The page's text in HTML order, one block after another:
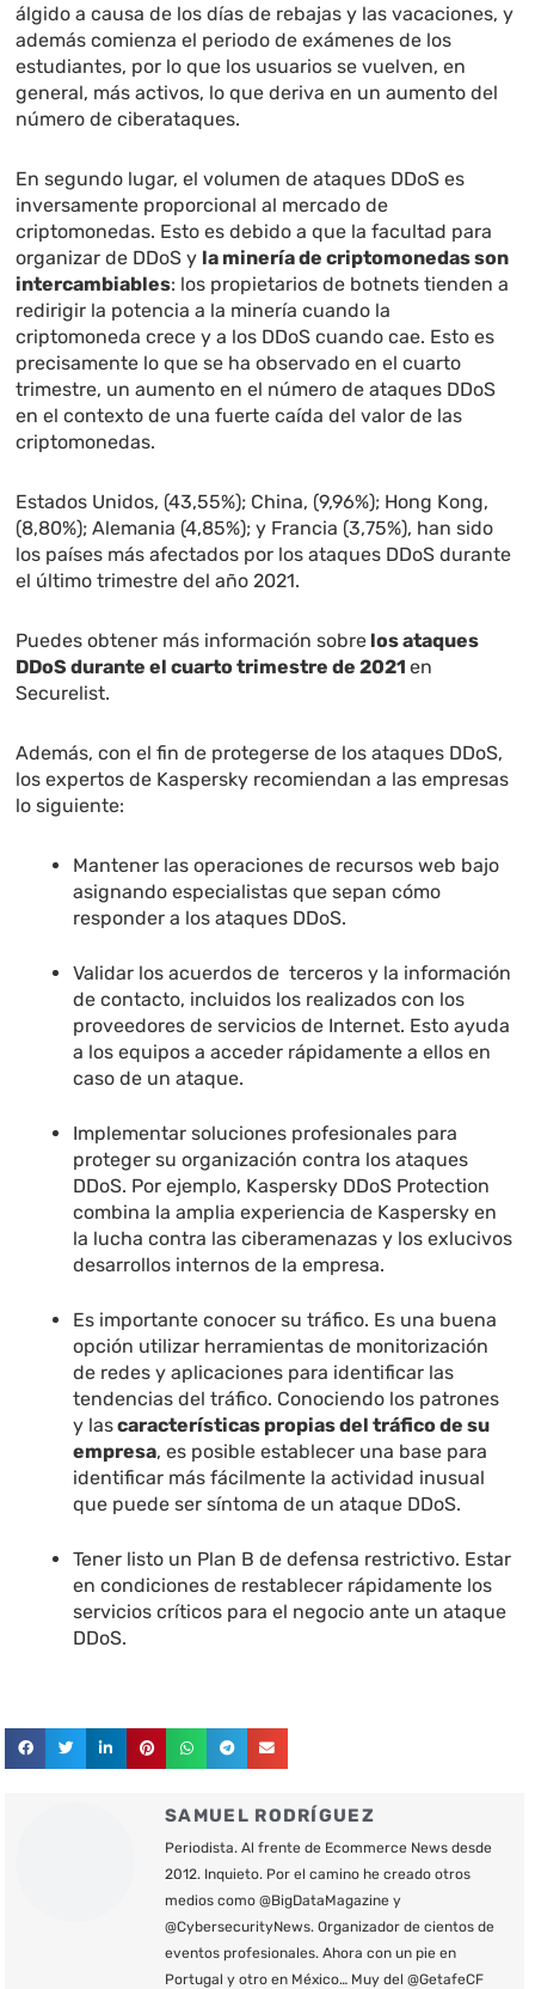
álgido a causa de los días de rebajas y las vacaciones, y
además comienza el periodo de exámenes de los
estudiantes, por lo que los usuarios se vuelven, en
general, más activos, lo que deriva en un aumento del
número de ciberataques.
En segundo lugar, el volumen de ataques DDoS es
inversamente proporcional al mercado de
criptomonedas. Esto es debido a que la facultad para
organizar de DDoS y la minería de criptomonedas son
intercambiables: los propietarios de botnets tienden a
redirigir la potencia a la minería cuando la
criptomoneda crece y a los DDoS cuando cae. Esto es
precisamente lo que se ha observado en el cuarto
trimestre, un aumento en el número de ataques DDoS
en el contexto de una fuerte caída del valor de las
criptomonedas.
Estados Unidos, (43,55%); China, (9,96%); Hong Kong,
(8,80%); Alemania (4,85%); y Francia (3,75%), han sido
los países más afectados por los ataques DDoS durante
el último trimestre del año 2021.
Puedes obtener más información sobre los ataques
DDoS durante el cuarto trimestre de 2021en
Securelist.
Además, con el fin de protegerse de los ataques DDoS,
los expertos de Kaspersky recomiendan a las empresas
lo siguiente:
Mantener las operaciones de recursos web bajo
asignando especialistas que sepan cómo
responder a los ataques DDoS.
Validar los acuerdos de terceros y la información
de contacto, incluidos los realizados con los
proveedores de servicios de Internet. Esto ayuda
a los equipos a acceder rápidamente a ellos en
caso de un ataque.
Implementar soluciones profesionales para
proteger su organización contra los ataques
DDoS. Por ejemplo, Kaspersky DDoS Protection
combina la amplia experiencia de Kaspersky en
la lucha contra las ciberamenazas y los exlucivos
desarrollos internos de la empresa.
Es importante conocer su tráfico. Es una buena
opción utilizar herramientas de monitorización
de redes y aplicaciones para identificar las
tendencias del tráfico. Conociendo los patrones
y lascaracterísticas propias del tráfico de su
empresa, es posible establecer una base para
identificar más fácilmente la actividad inusual
que puede ser síntoma de un ataque DDoS.
Tener listo un Plan B de defensa restrictivo. Estar
en condiciones de restablecer rápidamente los
servicios críticos para el negocio ante un ataque
DDoS.
SAMUEL RODRÍGUEZ
Periodista. Al frente de Ecommerce News desde
2012. Inquieto. Por el camino he creado otros
medios como @BigDataMagazine y
@CybersecurityNews. Organizador de cientos de
eventos profesionales. Ahora con un pie en
Portugal y otro en México… Muy del @GetafeCF